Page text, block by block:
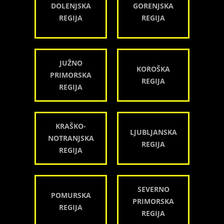
DOLENJSKA
REGIJA
GORENJSKA
REGIJA
JUŽNO
PRIMORSKA
REGIJA
KOROŠKA
REGIJA
KRAŠKO-
NOTRANJSKA
REGIJA
LJUBLJANSKA
REGIJA
POMURSKA
REGIJA
SEVERNO
PRIMORSKA
REGIJA